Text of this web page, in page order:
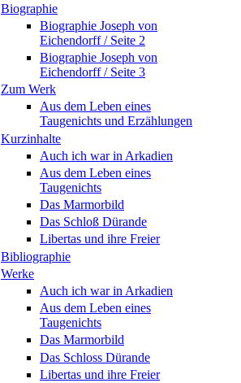
Biographie
Biographie Joseph von
Eichendorff / Seite 2
Biographie Joseph von
Eichendorff / Seite 3
Zum Werk
Aus dem Leben eines
Taugenichts und Erzählungen
Kurzinhalte
Auch ich war in Arkadien
Aus dem Leben eines
Taugenichts
Das Marmorbild
Das Schloß Dürande
Libertas und ihre Freier
Bibliographie
Werke
Auch ich war in Arkadien
Aus dem Leben eines
Taugenichts
Das Marmorbild
Das Schloss Dürande
Libertas und ihre Freier